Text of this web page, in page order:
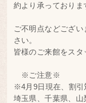
約より承っておりま
ご不明点などござ
さい。
皆様のご来館をスタ
※ご注意※
※4月9日現在、割引
埼玉県、千葉県、山